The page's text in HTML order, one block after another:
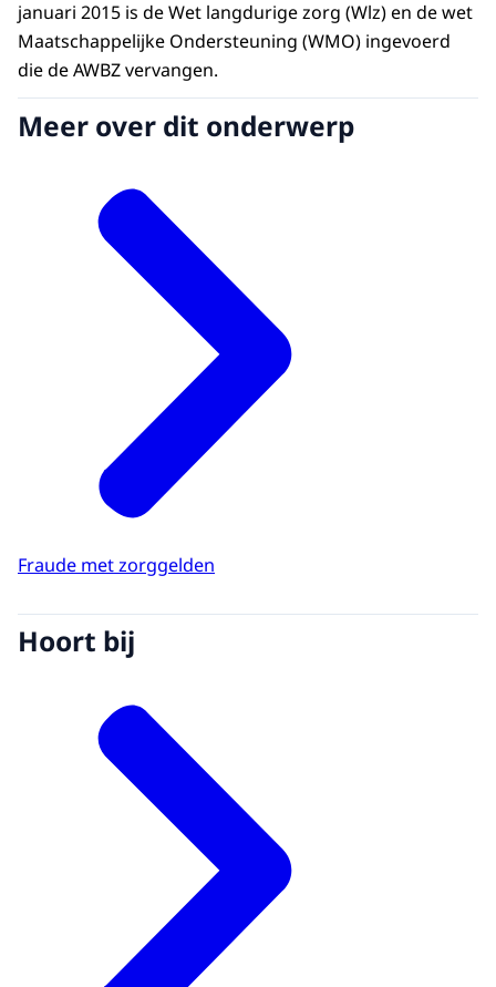
januari 2015 is de Wet langdurige zorg (Wlz) en de wet
Maatschappelijke Ondersteuning (WMO) ingevoerd
die de AWBZ vervangen.
Meer over dit onderwerp
Fraude met zorggelden
Hoort bij